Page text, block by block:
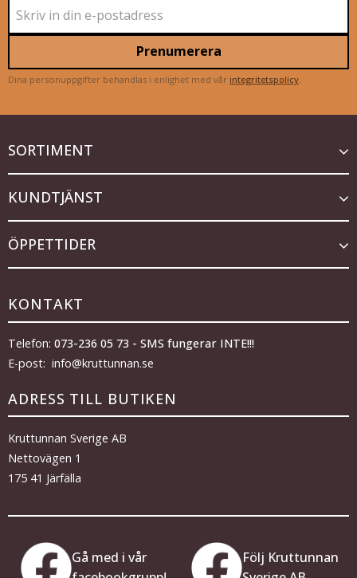
Prenumerera
Dina personuppgifter behandlas i enlighet med vår integritetspolicy
SORTIMENT
KUNDTJÄNST
ÖPPETTIDER
KONTAKT
Telefon: 073-236 05 73 - SMS fungerar INTE!!!
E-post: info@kruttunnan.se
ADRESS TILL BUTIKEN
Kruttunnan Sverige AB
Nettovägen 1
175 41 Järfälla
Gå med i vår
Följ Kruttunnan